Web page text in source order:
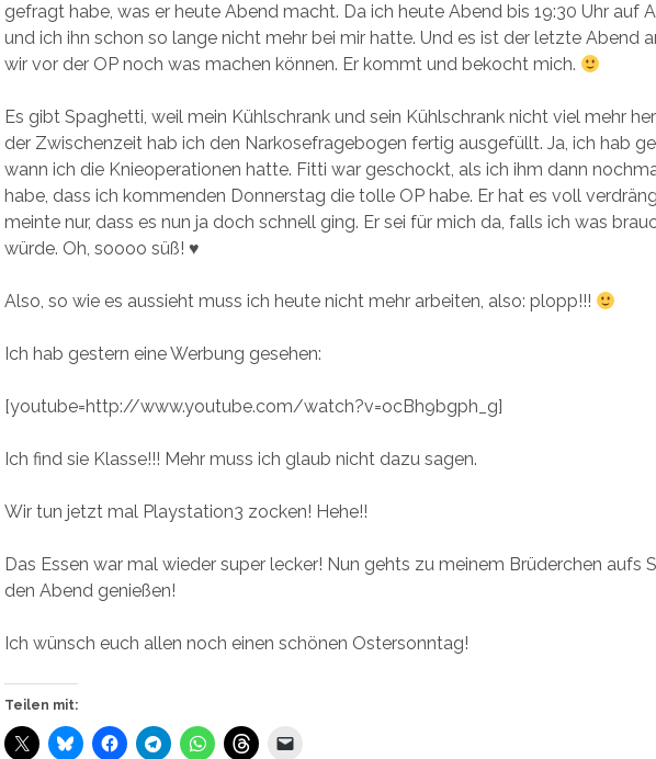
gefragt habe, was er heute Abend macht. Da ich heute Abend bis 19:30 Uhr auf
und ich ihn schon so lange nicht mehr bei mir hatte. Und es ist der letzte Abend
wir vor der OP noch was machen können. Er kommt und bekocht mich.
Es gibt Spaghetti, weil mein Kühlschrank und sein Kühlschrank nicht viel mehr
der Zwischenzeit hab ich den Narkosefragebogen fertig ausgefüllt. Ja, ich hab
wann ich die Knieoperationen hatte. Fitti war geschockt, als ich ihm dann
habe, dass ich kommenden Donnerstag die tolle OP habe. Er hat es voll
meinte nur, dass es nun ja doch schnell ging. Er sei für mich da, falls ich was
würde. Oh, soooo süß! ♥
Also, so wie es aussieht muss ich heute nicht mehr arbeiten, also: plopp!!!
Ich hab gestern eine Werbung gesehen:
[youtube=http://www.youtube.com/watch?v=ocBh9bgph_g]
Ich find sie Klasse!!! Mehr muss ich glaub nicht dazu sagen.
Wir tun jetzt mal Playstation3 zocken! Hehe!!
Das Essen war mal wieder super lecker! Nun gehts zu meinem Brüderchen aufs
den Abend genießen!
Ich wünsch euch allen noch einen schönen Ostersonntag!
Teilen mit: